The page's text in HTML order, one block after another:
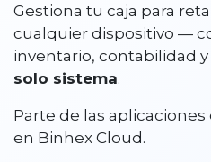
Gestiona tu caja para
cualquier dispositivo —
inventario, contabilidad
solo sistema.
Parte de las aplicaciones
en Binhex Cloud.